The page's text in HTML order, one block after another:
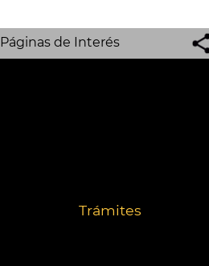
Páginas de Interés
Trámites